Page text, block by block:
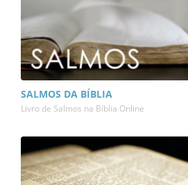
SALMOS DA BÍBLIA
Livro de Salmos na Bíblia Online